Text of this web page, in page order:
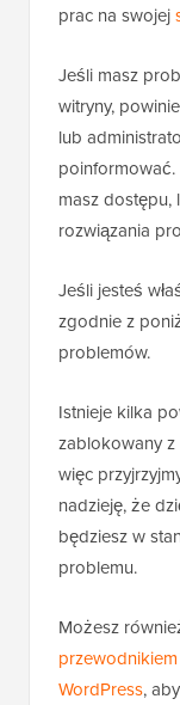
prac na swojej
Jeśli masz
witryny,
lub
masz dostępu,
rozwiązania
Jeśli jesteś
zgodnie z
problemów.
Istnieje kilka
zablokowany z
więc
nadzieję, że
będziesz w
problemu.
Możesz
WordPress,